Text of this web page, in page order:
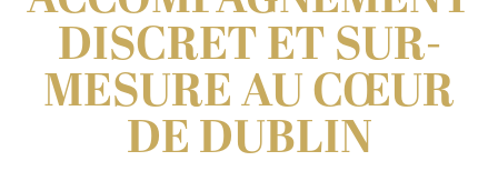
DISCRET ET SUR-
MESURE AU CŒUR
DE DUBLIN